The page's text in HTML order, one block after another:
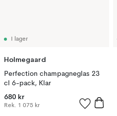
I lager
Holmegaard
Perfection champagneglas 23
cl 6-pack, Klar
680 kr
Rek. 1 075 kr